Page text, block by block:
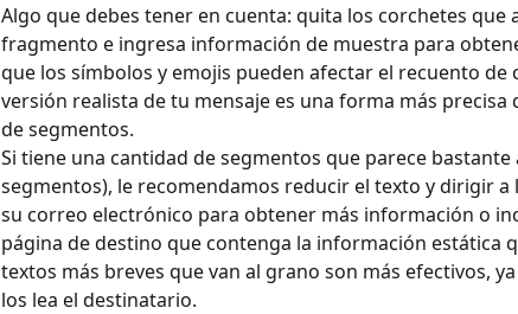
Algo que debes tener en cuenta: quita los corchetes que
fragmento e ingresa información de muestra para
que los símbolos y emojis pueden afectar el recuento de
versión realista de tu mensaje es una forma más precisa
de segmentos.
Si tiene una cantidad de segmentos que parece bastante
segmentos), le recomendamos reducir el texto y dirigir a
su correo electrónico para obtener más información o
página de destino que contenga la información estática
textos más breves que van al grano son más efectivos,
los lea el destinatario.